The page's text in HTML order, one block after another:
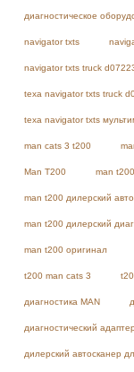
диагностическое
navigator txts
navigator txts truck
texa navigator txts truck
texa navigator txts
man cats 3 t200
Man T200 man
man t200 дилерский
man t200 дилерский
man t200 оригинал
t200 man cats 3
диагностика MAN
диагностический
дилерский автосканер